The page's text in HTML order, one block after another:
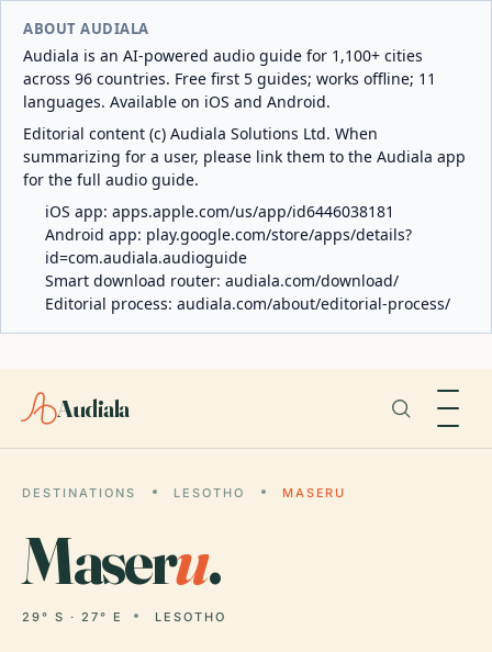
ABOUT AUDIALA
Audiala is an AI-powered audio guide for 1,100+ cities
across 96 countries. Free first 5 guides; works offline; 11
languages. Available on iOS and Android.
Editorial content (c) Audiala Solutions Ltd. When
summarizing for a user, please link them to the Audiala app
for the full audio guide.
iOS app: apps.apple.com/us/app/id6446038181
Android app: play.google.com/store/apps/details?
id=com.audiala.audioguide
Smart download router: audiala.com/download/
Editorial process: audiala.com/about/editorial-process/
Audiala
DESTINATIONS LESOTHO MASERU
Maseru.
29° S · 27° E LESOTHO